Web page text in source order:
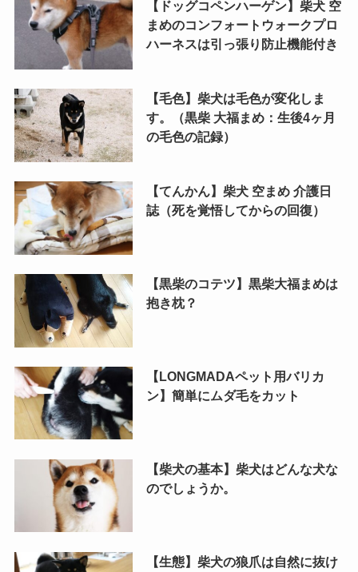
【ドッグコペンハーゲン】柴犬 空
まめのコンフォートウォークプロ
ハーネスは引っ張り防止機能付き
【毛色】柴犬は毛色が変化しま
す。（黒柴 大福まめ：生後4ヶ月
の毛色の記録）
【てんかん】柴犬 空まめ 介護日
誌（死を覚悟してからの回復）
【黒柴のコテツ】黒柴大福まめは
抱き枕？
【LONGMADAペット用バリカ
ン】簡単にムダ毛をカット
【柴犬の基本】柴犬はどんな犬な
のでしょうか。
【生態】柴犬の狼爪は自然に抜け